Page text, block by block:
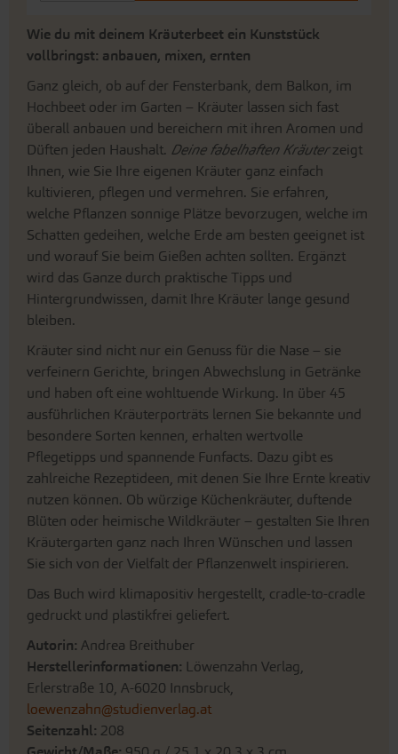
Wie du mit deinem Kräuterbeet ein Kunststück
vollbringst: anbauen, mixen, ernten
Ganz gleich, ob auf der Fensterbank, dem Balkon, im
Hochbeet oder im Garten – Kräuter lassen sich fast
überall anbauen und bereichern mit ihren Aromen und
Düften jeden Haushalt. Deine fabelhaften Kräuterzeigt
Ihnen, wie Sie Ihre eigenen Kräuter ganz einfach
kultivieren, pflegen und vermehren. Sie erfahren,
welche Pflanzen sonnige Plätze bevorzugen, welche im
Schatten gedeihen, welche Erde am besten geeignet ist
und worauf Sie beim Gießen achten sollten. Ergänzt
wird das Ganze durch praktische Tipps und
Hintergrundwissen, damit Ihre Kräuter lange gesund
bleiben.
Kräuter sind nicht nur ein Genuss für die Nase – sie
verfeinern Gerichte, bringen Abwechslung in Getränke
und haben oft eine wohltuende Wirkung. In über 45
ausführlichen Kräuterporträts lernen Sie bekannte und
besondere Sorten kennen, erhalten wertvolle
Pflegetipps und spannende Funfacts. Dazu gibt es
zahlreiche Rezeptideen, mit denen Sie Ihre Ernte kreativ
nutzen können. Ob würzige Küchenkräuter, duftende
Blüten oder heimische Wildkräuter – gestalten Sie Ihren
Kräutergarten ganz nach Ihren Wünschen und lassen
Sie sich von der Vielfalt der Pflanzenwelt inspirieren.
Das Buch wird klimapositiv hergestellt, cradle-to-cradle
gedruckt und plastikfrei geliefert.
Autorin: Andrea Breithuber
Herstellerinformationen: Löwenzahn Verlag,
Erlerstraße 10, A-6020 Innsbruck,
loewenzahn@studienverlag.at
Seitenzahl: 208